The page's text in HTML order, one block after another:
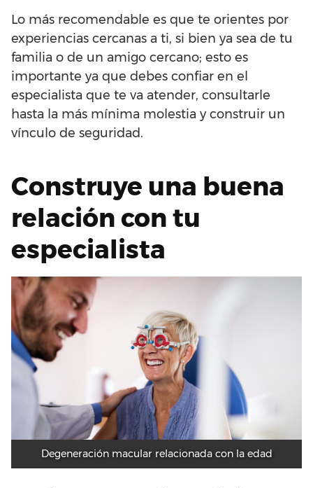
Lo más recomendable es que te orientes por
experiencias cercanas a ti, si bien ya sea de tu
familia o de un amigo cercano; esto es
importante ya que debes confiar en el
especialista que te va atender, consultarle
hasta la más mínima molestia y construir un
vínculo de seguridad.
Construye una buena
relación con tu
especialista
Degeneración macular relacionada con la edad